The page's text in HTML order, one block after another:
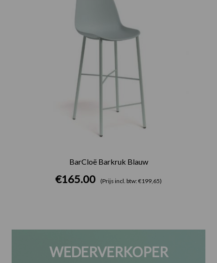
BarCloë Barkruk Blauw
€165.00 (Prijs incl. btw: €199,65)
WEDERVERKOPER